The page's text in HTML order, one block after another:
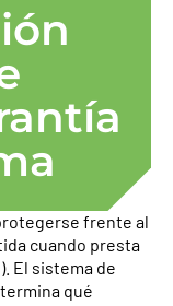
frente al
cuando presta
El sistema de
qué